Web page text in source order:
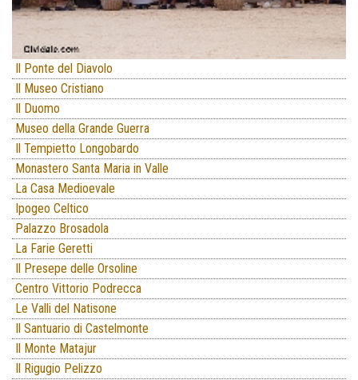
Il Ponte del Diavolo
Il Museo Cristiano
Il Duomo
Museo della Grande Guerra
Il Tempietto Longobardo
Monastero Santa Maria in Valle
La Casa Medioevale
Ipogeo Celtico
Palazzo Brosadola
La Farie Geretti
Il Presepe delle Orsoline
Centro Vittorio Podrecca
Le Valli del Natisone
Il Santuario di Castelmonte
Il Monte Matajur
Il Rigugio Pelizzo